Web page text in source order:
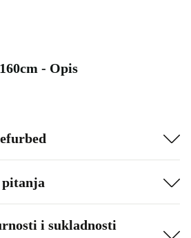
- Opis
pitanja
i sukladnosti